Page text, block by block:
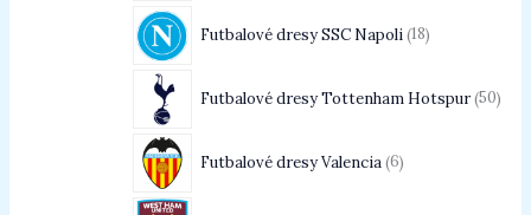
Futbalové dresy SSC Napoli 18
Futbalové dresy Tottenham Hotspur 50
Futbalové dresy Valencia 6